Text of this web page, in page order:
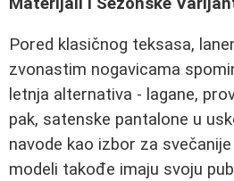
Pored klasičnog teksasa,
zvonastim nogavicama
letnja alternativa - lagane,
pak, satenske pantalone u
navode kao izbor za
modeli takođe imaju svoju